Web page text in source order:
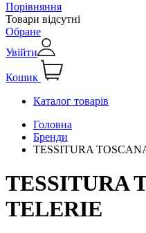
Порівняння
Товари відсутні
Обране
Увійти
Кошик
Каталог товарів
Головна
Бренди
TESSITURA
TESSITURA
TELERIE